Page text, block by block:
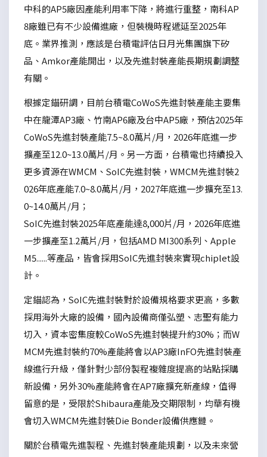
中科的AP5廠因產能利用率下降，將進行重整，南科AP
8廠雖已有不少設備進廠，但裝機時程遞延至2025年
底。業界推測，應該是台積電評估日月光集團旗下矽
品、Amkor產能開出，以及先進封裝產能長期規劃調整
有關。
根據定錨研調，目前台積電CoWoS先進封裝產能主要集
中在龍潭AP3廠、竹南AP6廠及台中AP5廠，預估2025年
CoWoS先進封裝產能7.5~8.0萬片/月，2026年底進一步
擴產至12.0~13.0萬片/月。另一方面，台積電也持續投入
更多資源在WMCM、SoIC先進封裝，WMCM先進封裝2
026年底產能7.0~8.0萬片/月，2027年底進一步擴充至13.
0~14.0萬片/月；
SoIC先進封裝2025年底產能達8,000片/月，2026年底進
一步擴產至1.2萬片/月，包括AMD MI300系列、Apple
M5......等產品，皆會採用SoIC先進封裝來實現chiplet設
計。
定錨認為，SoIC先進封裝對於設備規格要求更高，多數
採用海外大廠的設備，國內設備商僅弘塑、志聖有能力
切入，資本密集度較CoWoS先進封裝提升約30%；而W
MCM先進封裝約70%產能將會以AP3廠InFO先進封裝產
線進行升級，僅針對少部份製程複雜度提高的站點採購
新設備，另外30%產能將會在AP7廠擴充新產線，值得
留意的是，受限於Shibaura產能及交期限制，均華有機
會切入WMCM先進封裝Die Bonder設備供應鏈。
關於台積電先進製程、先進封裝產能規劃，以及未來營